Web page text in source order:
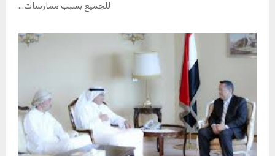
للجميع بسبب ممارسات...